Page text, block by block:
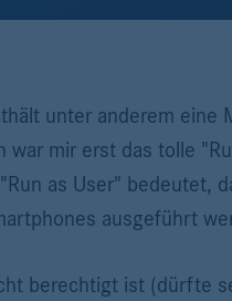
unter anderem eine
mir erst das tolle
as User" bedeutet,
ausgeführt
berechtigt ist (dürfte